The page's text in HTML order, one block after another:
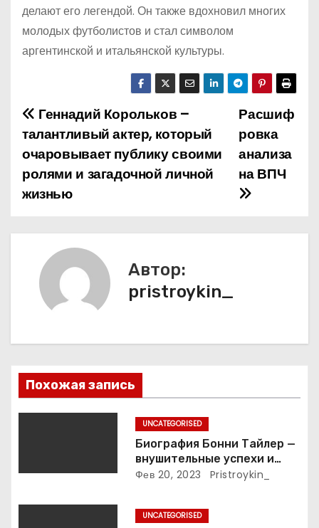
делают его легендой. Он также вдохновил многих
молодых футболистов и стал символом
аргентинской и итальянской культуры.
Н
а
в
г
п
о
а
п
Расшиф
ровка
анализа
на ВПЧ
Геннадий Корольков –
талантливый актер, который
очаровывает публику своими
ролями и загадочной личной
жизнью
Автор:
pristroykin_
Похожая запись
UNCATEGORISED
Биография Бонни Тайлер —
внушительные успехи и
интимные подробности
Фев 20, 2023 Pristroykin_
UNCATEGORISED